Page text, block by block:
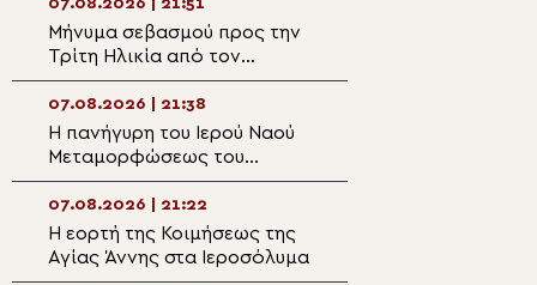
Μήνυμα σεβασμού προς την
Τρίτη Ηλικία από τον
Μητροπολίτη Σπάρτης στη
Ρειχέα
07.08.2026 | 21:38
Η πανήγυρη του Ιερού Ναού
Μεταμορφώσεως του
Σωτήρος στη Λέρο
07.08.2026 | 21:22
Η εορτή της Κοιμήσεως της
Αγίας Άννης στα Ιεροσόλυμα